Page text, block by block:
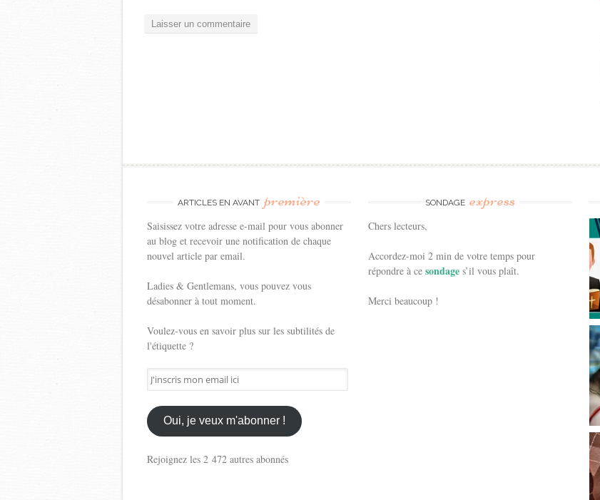
ARTICLES EN AVANT première
Saisissez votre adresse e-mail pour vous abonner
au blog et recevoir une notification de chaque
nouvel article par email.
Ladies & Gentlemans, vous pouvez vous
désabonner à tout moment.
Voulez-vous en savoir plus sur les subtilités de
l'étiquette ?
J'inscris
mon
email
ici
Oui, je veux m'abonner !
Rejoignez les 2 472 autres abonnés
SONDAGE express
Chers lecteurs,
Accordez-moi 2 min de votre temps pour
répondre à cesondages’il vous plaît.
Merci beaucoup !